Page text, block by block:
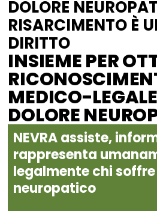
DOLORE
RISARCIMENTO È
DIRITTO
INSIEME PER
MEDICO-
DOLORE
NEVRA assiste,
rappresenta
legalmente chi
neuropatico